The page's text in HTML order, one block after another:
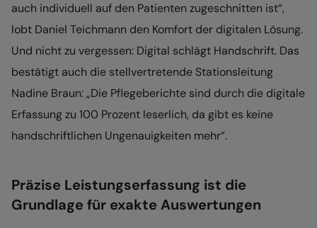
auch individuell auf den Patienten zugeschnitten ist“,
lobt Daniel Teichmann den Komfort der digitalen Lösung.
Und nicht zu vergessen: Digital schlägt Handschrift. Das
bestätigt auch die stellvertretende Stationsleitung
Nadine Braun: „Die Pflegeberichte sind durch die digitale
Erfassung zu 100 Prozent leserlich, da gibt es keine
handschriftlichen Ungenauigkeiten mehr“.
Präzise Leistungserfassung ist die
Grundlage für exakte Auswertungen